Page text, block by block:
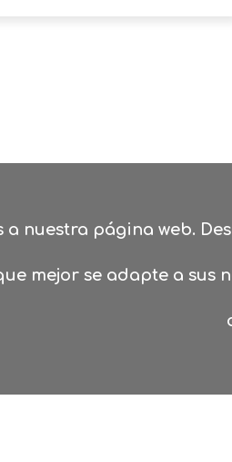
a nuestra página web.
mejor se adapte a sus